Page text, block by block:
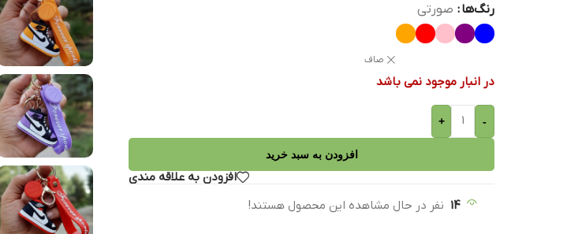
رنگ‌ها صورتی
صاف
در انبار موجود نمی باشد
-
+
افزودن به سبد خرید
افزودن به علاقه مندی
14 نفر در حال مشاهده این محصول هستند!